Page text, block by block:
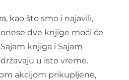
kao što smo i najavili,
dve knjige moći će
knjiga i Sajam
u isto vreme.
akcijom prikupljene,